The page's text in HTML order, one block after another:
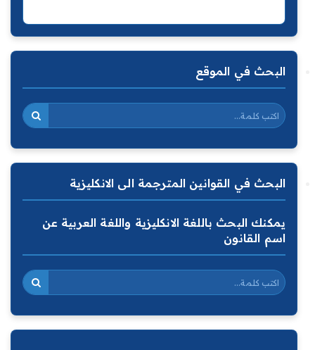
البحث في الموقع
البحث في القوانين المترجمة الى الانكليزية
يمكنك البحث باللغة الانكليزية واللغة العربية عن
اسم القانون